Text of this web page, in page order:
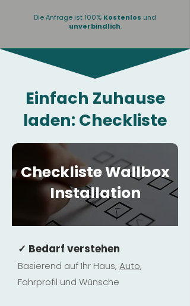
Die Anfrage ist 100% Kostenlos und
unverbindlich.
Einfach Zuhause
laden: Checkliste
Checkliste Wallbox
Installation
✓ Bedarf verstehen
Basierend auf Ihr Haus, Auto,
Fahrprofil und Wünsche